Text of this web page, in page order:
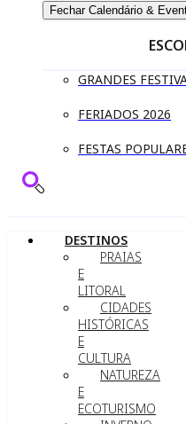
Fechar Calendário &
GRANDES
FERIADOS 2026
FESTAS
DESTINOS
PRAIAS
E
LITORAL
CIDADES
HISTÓRICAS
E
CULTURA
NATUREZA
E
ECOTURISMO